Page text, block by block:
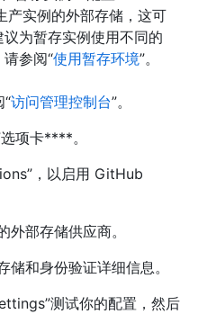
实例的外部存储，这可
为暂存实例使用不同的
参阅“使用暂存环境”。
访问管理控制台”。
项卡****。
，以启用 GitHub
部存储供应商。
和身份验证详细信息。
测试你的配置，然后